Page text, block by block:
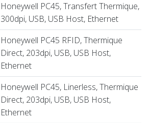
Honeywell PC45, Transfert Thermique,
300dpi, USB, USB Host, Ethernet
Honeywell PC45 RFID, Thermique
Direct, 203dpi, USB, USB Host,
Ethernet
Honeywell PC45, Linerless, Thermique
Direct, 203dpi, USB, USB Host,
Ethernet